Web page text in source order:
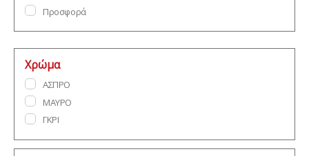
Προσφορά
Χρώμα
ΑΣΠΡΟ
ΜΑΥΡΟ
ΓΚΡΙ